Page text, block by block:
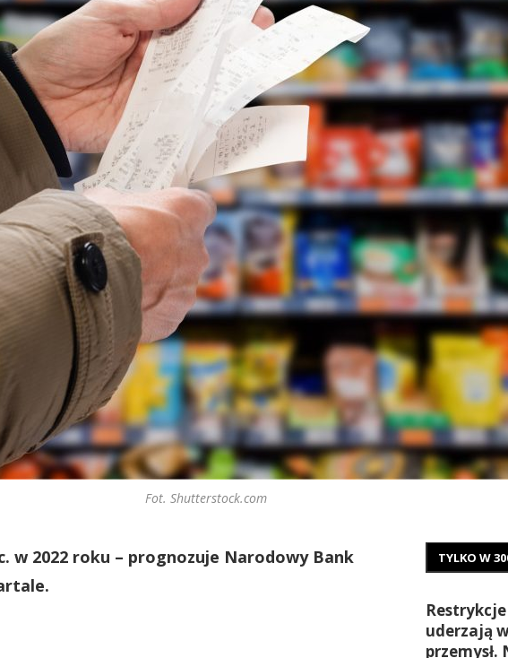
Fot. Shutterstock.com
w 2022 roku – prognozuje Narodowy Bank
TYLKO W
uderzają
przemysł.